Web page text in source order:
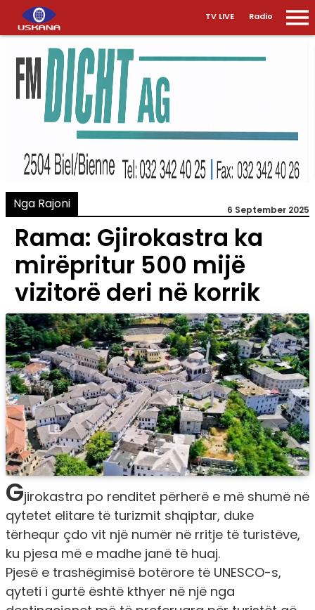
TV LIVE Radio
Nga Rajoni 6 September 2025
Rama: Gjirokastra ka
mirëpritur 500 mijë
vizitorë deri në korrik
Gjirokastra po renditet përherë e më shumë në
qytetet elitare të turizmit shqiptar, duke
tërhequr çdo vit një numër në rritje të turistëve,
ku pjesa më e madhe janë të huaj.
Pjesë e trashëgimisë botërore të UNESCO-s,
qyteti i gurtë është kthyer në një nga